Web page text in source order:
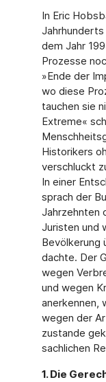
In Eric
dem Jahr
Prozesse
»Ende der
wo diese
tauchen sie
Extreme«
Historikers
verschluckt
In einer
sprach der
Jahrzehnten
Juristen und
Bevölkerung
dachte. Der
wegen
und wegen
anerkennen,
wegen der
zustande
sachlichen
1. Die